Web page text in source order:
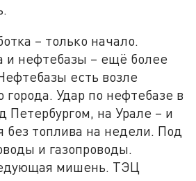
– только начало.
и нефтебазы – ещё более
есть возле
города. Удар по нефтебазе в
Петербургом, на Урале – и
без топлива на недели. Под
и газопроводы.
мишень. ТЭЦ